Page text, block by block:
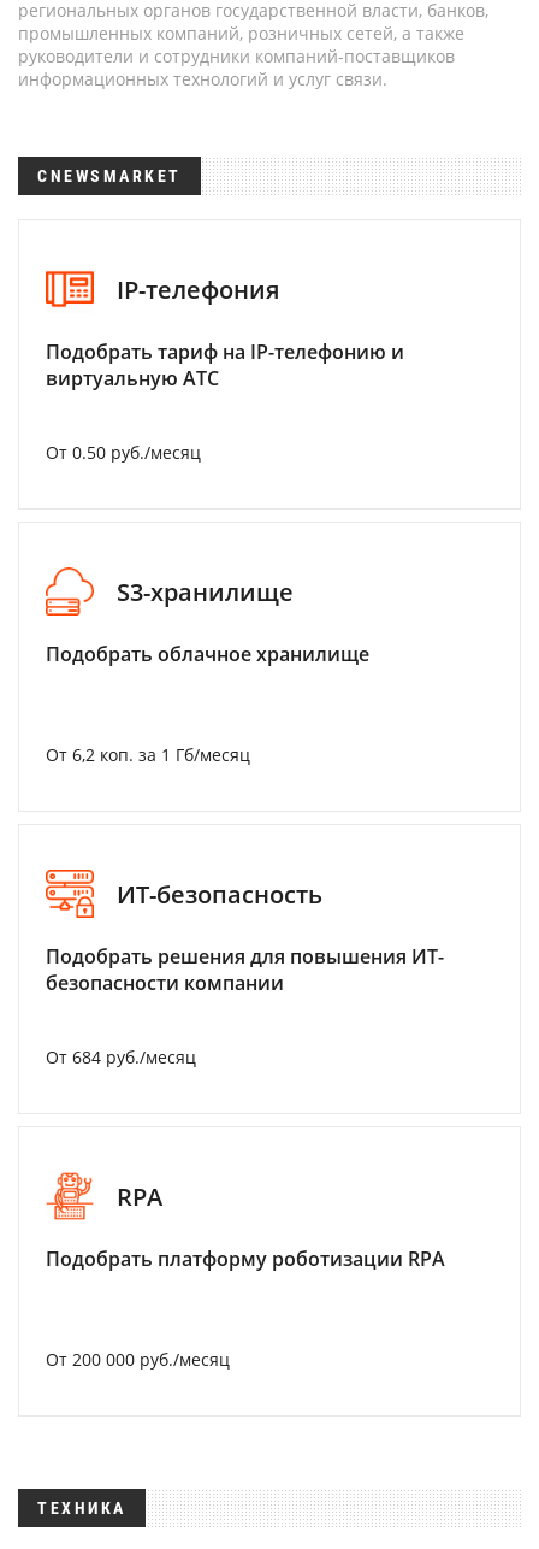
региональных органов государственной власти, банков,
промышленных компаний, розничных сетей, а также
руководители и сотрудники компаний-поставщиков
информационных технологий и услуг связи.
CNEWSMARKET
IP-телефония
Подобрать тариф на IP-телефонию и
виртуальную АТС
От 0.50 руб./месяц
S3-хранилище
Подобрать облачное хранилище
От 6,2 коп. за 1 Гб/месяц
ИТ-безопасность
Подобрать решения для повышения ИТ-
безопасности компании
От 684 руб./месяц
RPA
Подобрать платформу роботизации RPA
От 200 000 руб./месяц
ТЕХНИКА